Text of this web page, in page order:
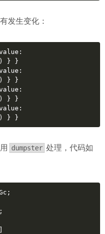
发生变化：
} }
} }
} }
} }
dumpster 处理，代码如